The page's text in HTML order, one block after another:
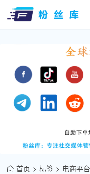
首页 标签 电商平台